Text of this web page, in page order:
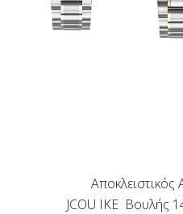
JCOU IKE Βουλής